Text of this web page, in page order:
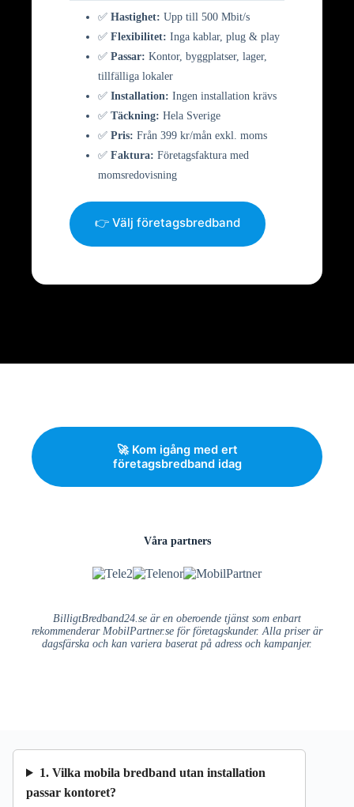
✅ Hastighet: Upp till 500 Mbit/s
✅ Flexibilitet: Inga kablar, plug & play
✅ Passar: Kontor, byggplatser, lager,
tillfälliga lokaler
✅ Installation: Ingen installation krävs
✅ Täckning: Hela Sverige
✅ Pris: Från 399 kr/mån exkl. moms
✅ Faktura: Företagsfaktura med
momsredovisning
👉 Välj företagsbredband
🚀 Kom igång med ert
företagsbredband idag
Våra partners
BilligtBredband24.se är en oberoende tjänst som enbart
rekommenderar MobilPartner.se för företagskunder. Alla priser är
dagsfärska och kan variera baserat på adress och kampanjer.
1. Vilka mobila bredband utan installation
passar kontoret?